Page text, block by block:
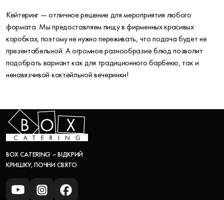
Кейтеринг — отличное решение для мероприятия любого
формата. Мы предоставляем пищу в фирменных красивых
коробках, поэтому не нужно переживать, что подача будет не
презентабельной. А огромное разнообразие блюд позволит
подобрать вариант как для традиционного барбекю, так и
ненавязчивой коктейльной вечеринки!
BOX CATERING – ВІДКРИЙ
КРИШКУ, ПОЧНИ СВЯТО